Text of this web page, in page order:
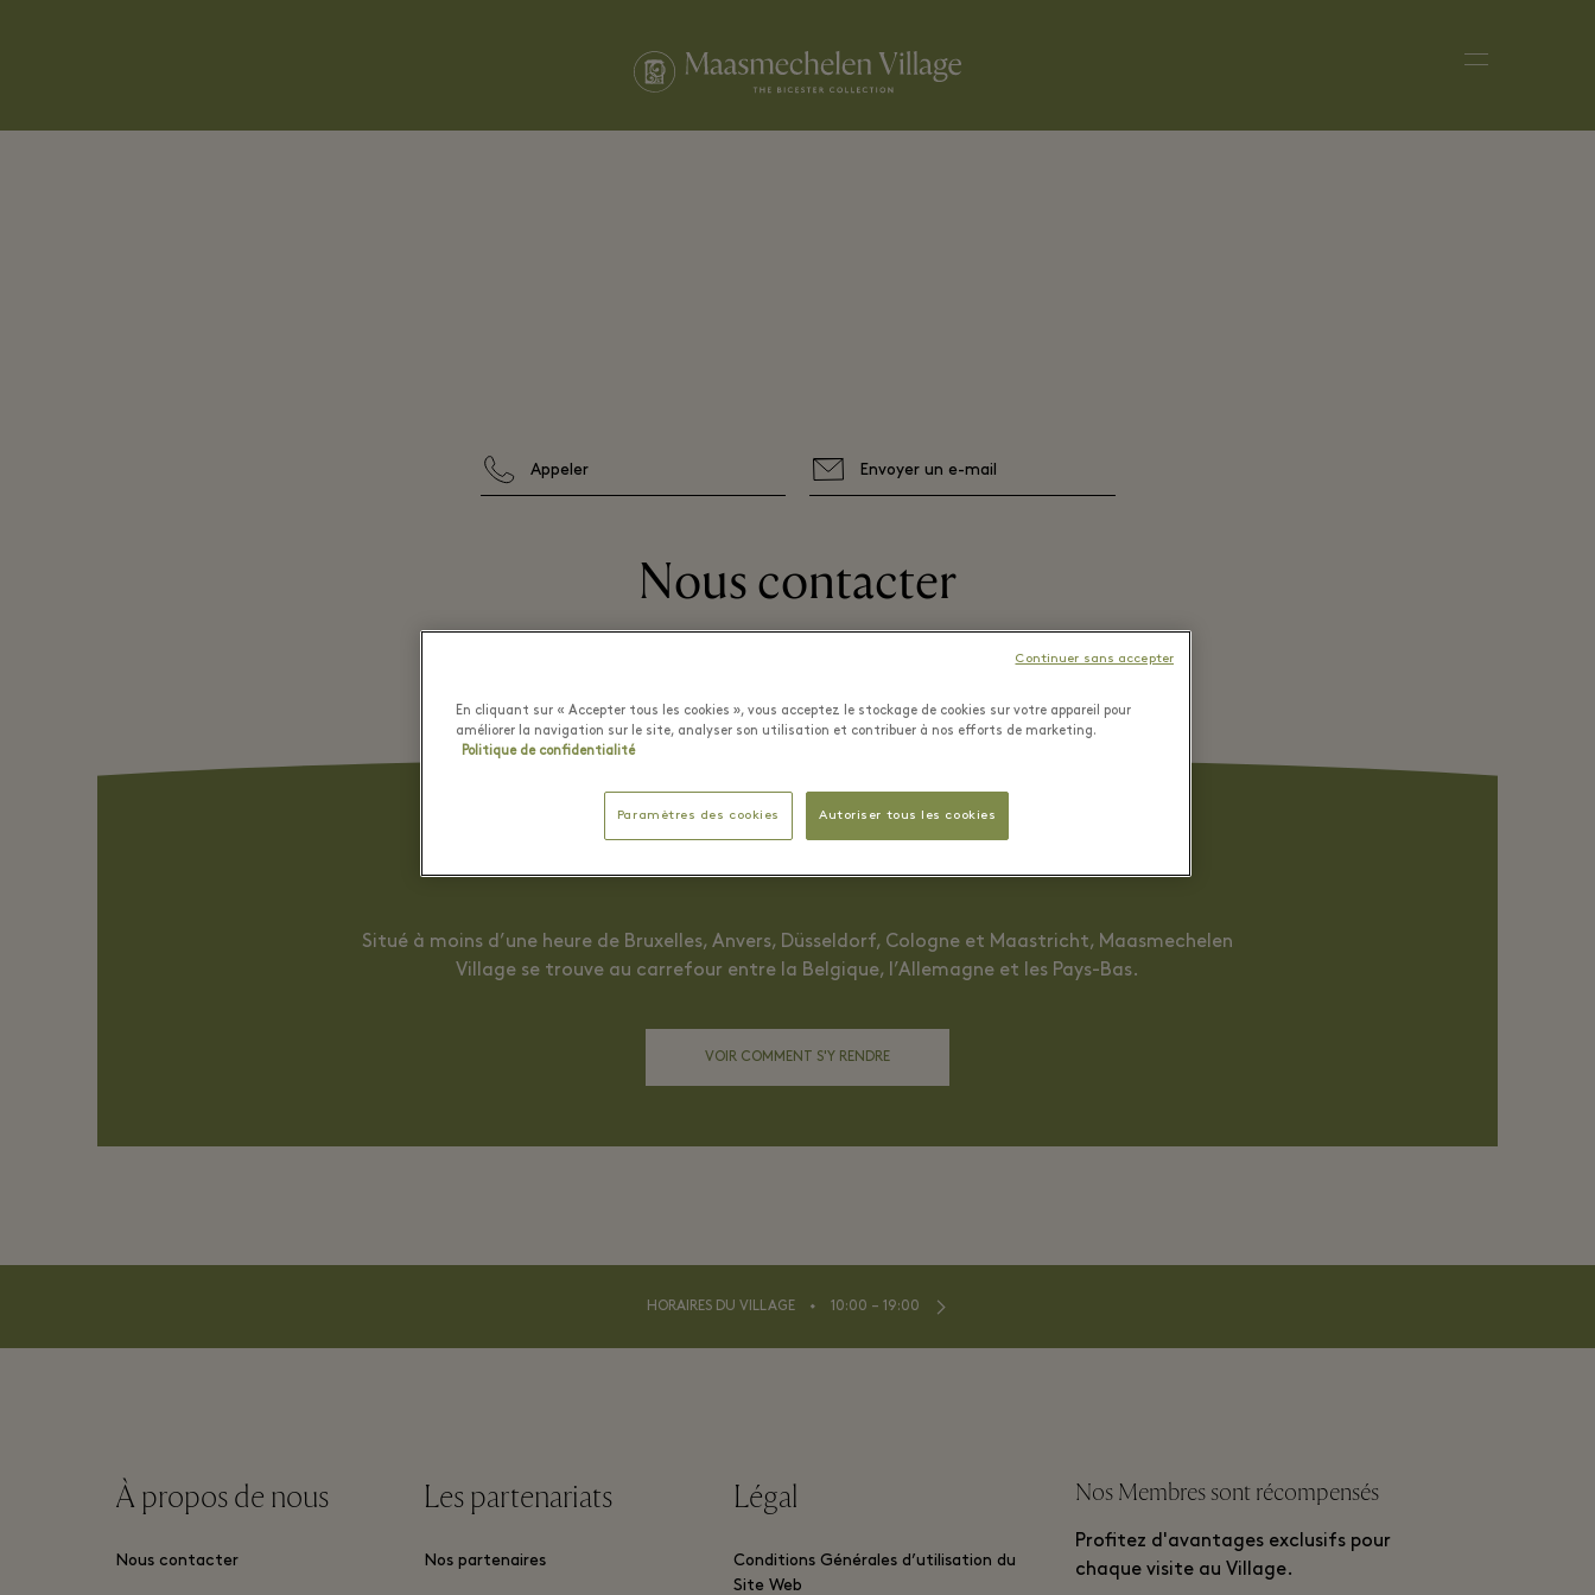
Appeler Envoyer un e-mail
Nous contacter
Accès
Situé à moins d’une heure de Bruxelles, Anvers, Düsseldorf, Cologne et Maastricht, Maasmechelen
Village se trouve au carrefour entre la Belgique, l’Allemagne et les Pays-Bas.
VOIR COMMENT S'Y RENDRE
HORAIRES DU VILLAGE ⬩ 10:00 – 19:00
À propos de nous
Nous contacter
Les partenariats
Nos partenaires
Légal
Conditions Générales d’utilisation du
Site Web
Nos Membres sont récompensés
Profitez d'avantages exclusifs pour
chaque visite au Village.
En cliquant sur « Accepter tous les cookies », vous acceptez le stockage de cookies sur votre appareil pour
améliorer la navigation sur le site, analyser son utilisation et contribuer à nos efforts de marketing.
Politique de confidentialité
Paramètres des cookies Autoriser tous les cookies
Continuer sans accepter